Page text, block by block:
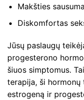
Makšties
Diskomfortas
Jūsų paslaugų
progesterono
šiuos simptomus.
terapija, ši
estrogeną ir